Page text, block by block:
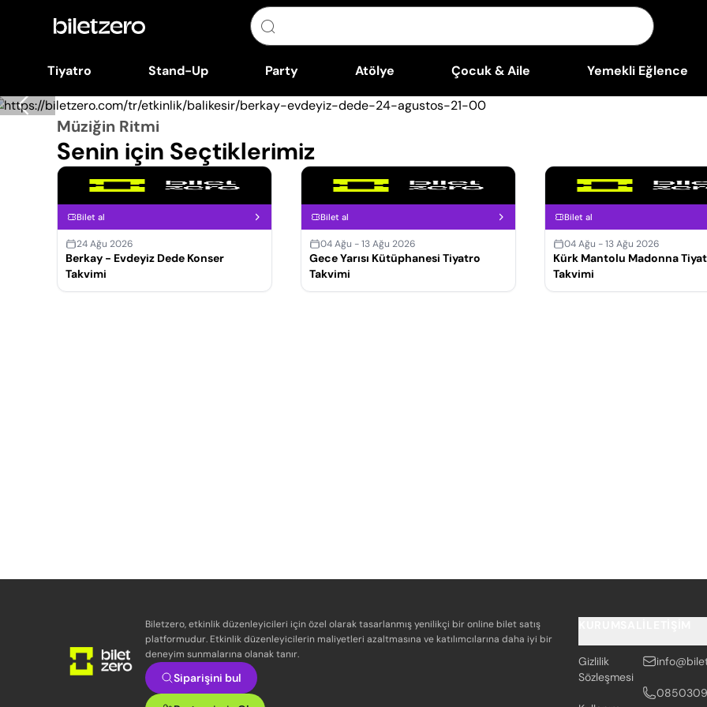
Tiyatro Stand-Up Party Atölye Çocuk & Aile Yemekli Eğlence
Müziğin Ritmi
Senin için Seçtiklerimiz
Bilet al
24 Ağu 2026
Berkay - Evdeyiz Dede Konser
Takvimi
Bilet al
04 Ağu - 13 Ağu 2026
Gece Yarısı Kütüphanesi Tiyatro
Takvimi
Bilet al
04 Ağu - 13 Ağu 2026
Kürk Mantolu Madonna
Takvimi
Biletzero, etkinlik düzenleyicileri için özel olarak tasarlanmış yenilikçi bir online bilet satış
platformudur. Etkinlik düzenleyicilerin maliyetleri azaltmasına ve katılımcılarına daha iyi bir
deneyim sunmalarına olanak tanır.
Siparişini bul
Gizlilik
Sözleşmesi